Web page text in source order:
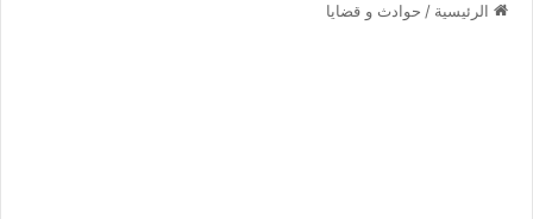
الرئيسية / حوادث و قضايا